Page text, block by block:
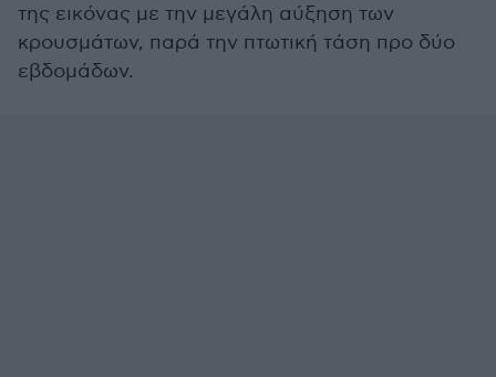
της εικόνας με την μεγάλη αύξηση των
κρουσμάτων, παρά την πτωτική τάση προ δύο
εβδομάδων.